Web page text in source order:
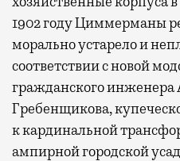
1902 году Циммерманы
морально устарело и
соответствии с новой
гражданского инженера
Гребенщикова,
к кардинальной
ампирной городской